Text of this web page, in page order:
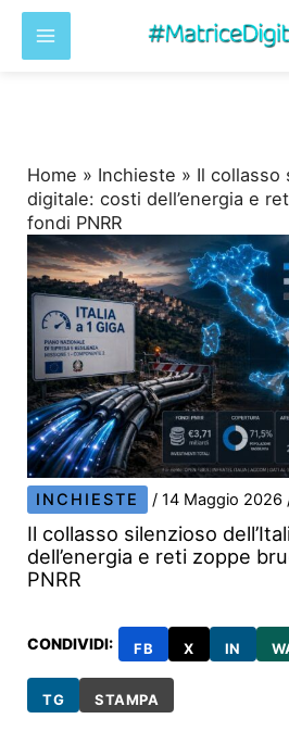
Home » Inchieste » Il collasso
digitale: costi dell’energia e
fondi PNRR
INCHIESTE /14 Maggio 2026
Il collasso silenzioso
dell’energia e reti zoppe
PNRR
CONDIVIDI: FB X IN
TG STAMPA